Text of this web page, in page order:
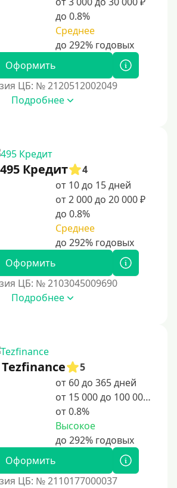
платежей и обязательных
до 0.8%
Среднее
Оформить
ЦБ: № 2120512002049
Подробнее
495 Кредит
4
от 10 до 15 дней
от 2 000 до 20 000 ₽
до 0.8%
Среднее
Оформить
ЦБ: № 2103045009690
Подробнее
Tezfinance
5
от 60 до 365 дней
от 15 000 до 100 000 ₽
от 0.8%
Высокое
Оформить
ЦБ: № 2110177000037